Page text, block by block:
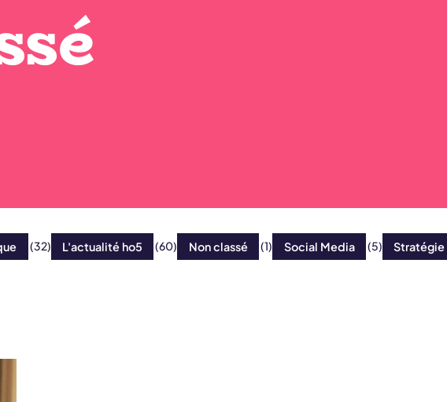
sé
(32) L'actualité ho5 (60) Non classé (1) Social Media (5) Stratégie